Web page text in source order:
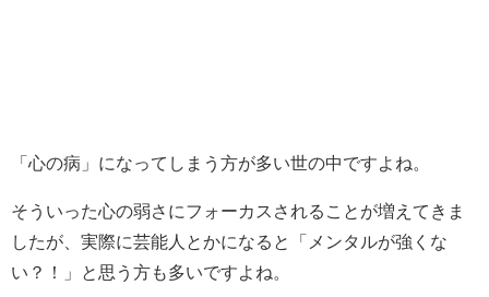
「心の病」になってしまう方が多い世の中ですよね。
そういった心の弱さにフォーカスされることが増えてきま
したが、実際に芸能人とかになると「メンタルが強くな
い？！」と思う方も多いですよね。